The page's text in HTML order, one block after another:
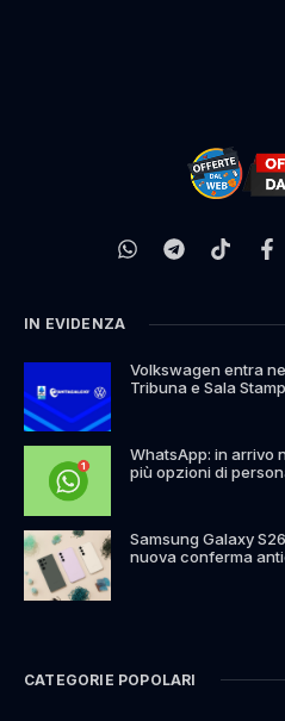
IN EVIDENZA
Volkswagen entra
Tribuna e Sala
WhatsApp: in arrivo
più opzioni di
Samsung Galaxy
nuova conferma
CATEGORIE POPOLARI